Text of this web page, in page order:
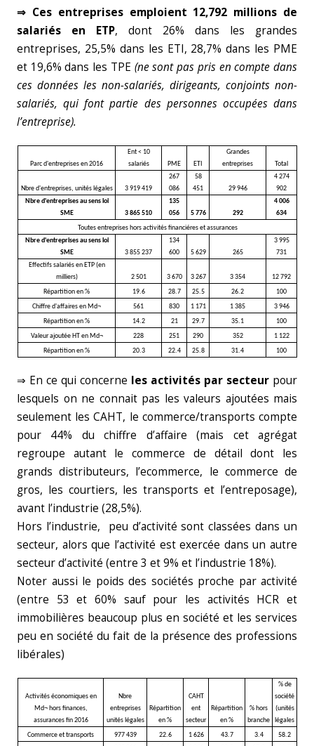
⇒ Ces entreprises emploient 12,792 millions de
salariés en ETP, dont 26% dans les grandes
entreprises, 25,5% dans les ETI, 28,7% dans les PME
et 19,6% dans les TPE (ne sont pas pris en compte dans
ces données les non-salariés, dirigeants, conjoints non-
salariés, qui font partie des personnes occupées dans
l’entreprise).
Parc d'entreprises en 2016
Ent < 10
salariés
PME ETI
Grandes
entreprises
Total
Nbre d'entreprises, unités légales 3 919 419
267
086
58
451
29 946
4 274
902
Nbre d'entreprises au sens loi
SME
3 865 510
135
056
5 776 292
4 006
634
Toutes entreprises hors activités financiéres et assurances
Nbre d'entreprises au sens loi
SME
3 855 237
134
600
5 629 265
3 995
731
Effectifs salariés en ETP (en
milliers)
2 501 3 670 3 267 3 354
12 792
Répartition en %
19.6 28.7 25.5 26.2
100
Chiffre d'affaires en Md¬
561 830 1 171 1 385
3 946
Répartition en %
14.2 21 29.7 35.1
100
Valeur ajoutée HT en Md¬
228 251 290 352
1 122
Répartition en %
20.3 22.4 25.8 31.4 100
⇒ En ce qui concerne les activités par secteur pour
lesquels on ne connait pas les valeurs ajoutées mais
seulement les CAHT, le commerce/transports compte
pour 44% du chiffre d’affaire (mais cet agrégat
regroupe autant le commerce de détail dont les
grands distributeurs, l’ecommerce, le commerce de
gros, les courtiers, les transports et l’entreposage),
avant l’industrie (28,5%).
Hors l’industrie, peu d’activité sont classées dans un
secteur, alors que l’activité est exercée dans un autre
secteur d’activité (entre 3 et 9% et l’industrie 18%).
Noter aussi le poids des sociétés proche par activité
(entre 53 et 60% sauf pour les activités HCR et
immobilières beaucoup plus en société et les services
peu en société du fait de la présence des professions
libérales)
Activités économiques en
Md¬ hors finances,
assurances fin 2016
Nbre
entreprises
unités légales
Répartition
en %
CAHT
ent
secteur
Répartition
en %
% hors
branche
% de
société
(unités
légales
Commerce et transports
977 439 22.6 1 626 43.7 3.4
58.2